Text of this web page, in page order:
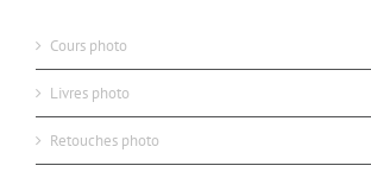
Cours photo
Livres photo
Retouches photo